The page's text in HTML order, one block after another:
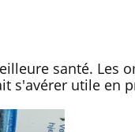
santé. Les
s'avérer utile en